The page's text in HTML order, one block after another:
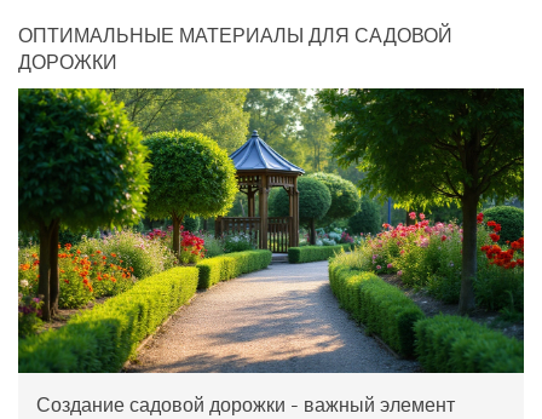
ОПТИМАЛЬНЫЕ МАТЕРИАЛЫ ДЛЯ САДОВОЙ
ДОРОЖКИ
Создание садовой дорожки - важный элемент